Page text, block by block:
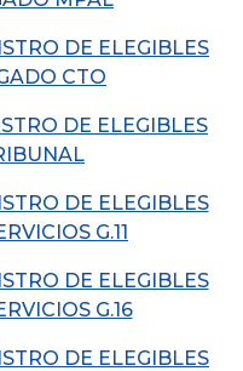
DE ELEGIBLES
CTO
DE ELEGIBLES
DE ELEGIBLES
G.11
DE ELEGIBLES
G.16
DE ELEGIBLES